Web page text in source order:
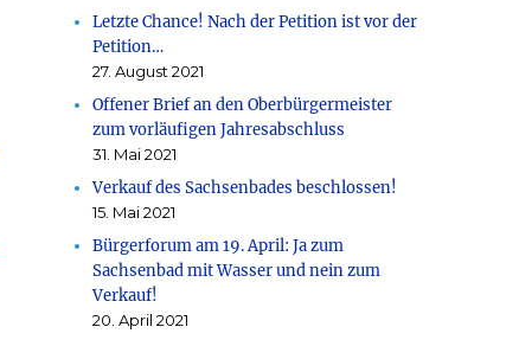
Letzte Chance! Nach der Petition ist vor der
Petition…
27. August 2021
Offener Brief an den Oberbürgermeister
zum vorläufigen Jahresabschluss
31. Mai 2021
Verkauf des Sachsenbades beschlossen!
15. Mai 2021
Bürgerforum am 19. April: Ja zum
Sachsenbad mit Wasser und nein zum
Verkauf!
20. April 2021